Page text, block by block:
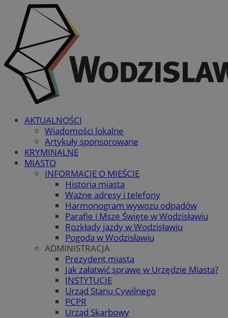
AKTUALNOŚCI
Wiadomości lokalne
Artykuły sponsorowane
KRYMINALNE
MIASTO
INFORMACJE O MIEŚCIE
Historia miasta
Ważne adresy i telefony
Harmonogram wywozu odpadów
Parafie i Msze Święte w Wodzisławiu
Rozkłady jazdy w Wodzisławiu
Pogoda w Wodzisławiu
ADMINISTRACJA
Prezydent miasta
Jak załatwić sprawę w Urzędzie Miasta?
INSTYTUCJE
Urząd Stanu Cywilnego
PCPR
Urząd Skarbowy